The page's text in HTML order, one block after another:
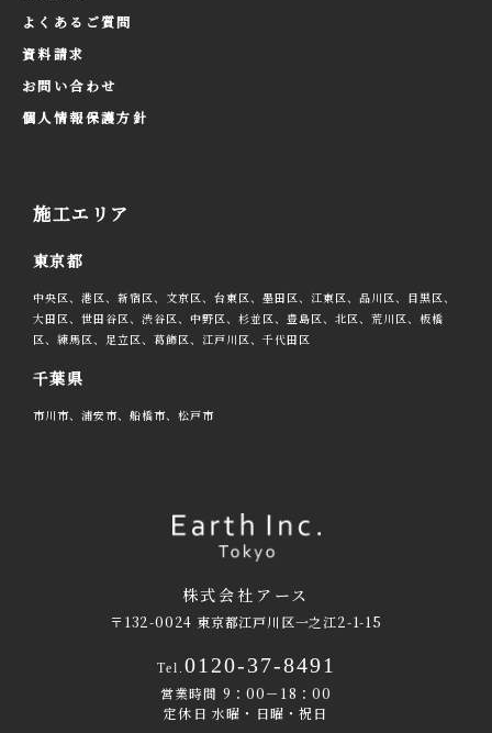
よくあるご質問
資料請求
お問い合わせ
個人情報保護方針
施工エリア
東京都
中央区、港区、新宿区、文京区、台東区、墨田区、江東区、品川区、目黒区、
大田区、世田谷区、渋谷区、中野区、杉並区、豊島区、北区、荒川区、板橋
区、練馬区、足立区、葛飾区、江戸川区、千代田区
千葉県
市川市、浦安市、船橋市、松戸市
株式会社アース
〒132-0024 東京都江戸川区一之江2-1-15
Tel. 0120-37-8491
営業時間 9：00－18：00
定休日 水曜・日曜・祝日